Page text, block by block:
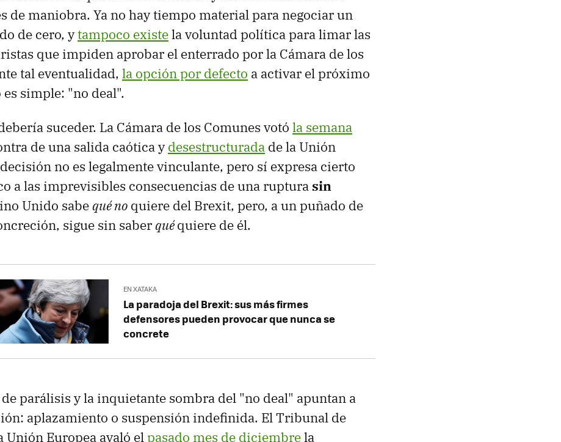
de maniobra. Ya no hay tiempo material para negociar un
de cero, ytampoco existela voluntad política para limar las
que impiden aprobar el enterrado por la Cámara de los
tal eventualidad, la opción por defecto a activar el próximo
simple: "no deal".
suceder. La Cámara de los Comunes votó la semana
de una salida caótica ydesestructurada de la Unión
no es legalmente vinculante, pero sí expresa cierto
a las imprevisibles consecuencias de una rupturasin
Unido sabequé no quiere del Brexit, pero, a un puñado de
sigue sin saberquéquiere de él.
EN XATAKA
La paradoja del Brexit: sus más firmes
defensores pueden provocar que nunca se
concrete
parálisis y la inquietante sombra del "no deal" apuntan a
aplazamiento o suspensión indefinida. El Tribunal de
Unión Europea avaló elpasado mes de diciembrela